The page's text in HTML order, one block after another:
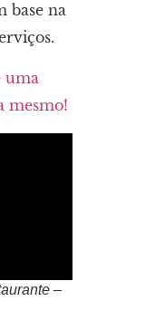
base na
uma
mesmo!
–